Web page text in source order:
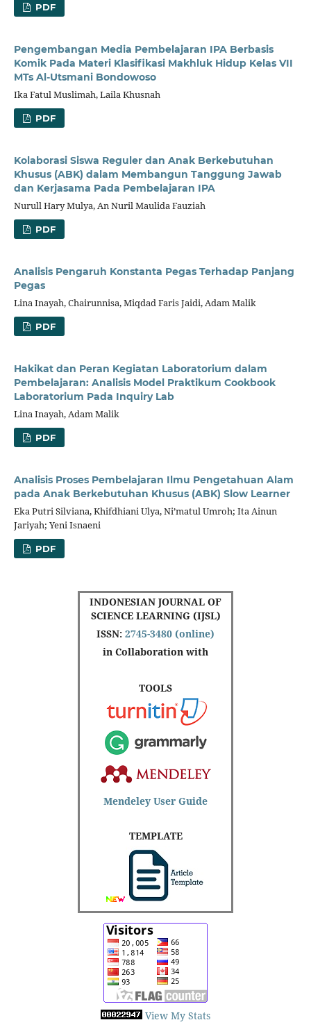
PDF
Pengembangan Media Pembelajaran IPA Berbasis
Komik Pada Materi Klasifikasi Makhluk Hidup Kelas VII
MTs Al-Utsmani Bondowoso
Ika Fatul Muslimah, Laila Khusnah
PDF
Kolaborasi Siswa Reguler dan Anak Berkebutuhan
Khusus (ABK) dalam Membangun Tanggung Jawab
dan Kerjasama Pada Pembelajaran IPA
Nurull Hary Mulya, An Nuril Maulida Fauziah
PDF
Analisis Pengaruh Konstanta Pegas Terhadap Panjang
Pegas
Lina Inayah, Chairunnisa, Miqdad Faris Jaidi, Adam Malik
PDF
Hakikat dan Peran Kegiatan Laboratorium dalam
Pembelajaran: Analisis Model Praktikum Cookbook
Laboratorium Pada Inquiry Lab
Lina Inayah, Adam Malik
PDF
Analisis Proses Pembelajaran Ilmu Pengetahuan Alam
pada Anak Berkebutuhan Khusus (ABK) Slow Learner
Eka Putri Silviana, Khifdhiani Ulya, Ni’matul Umroh; Ita Ainun
Jariyah; Yeni Isnaeni
PDF
INDONESIAN JOURNAL OF
SCIENCE LEARNING (IJSL)
ISSN: 2745-3480 (online)
in Collaboration with
TOOLS
Mendeley User Guide
TEMPLATE
View My Stats